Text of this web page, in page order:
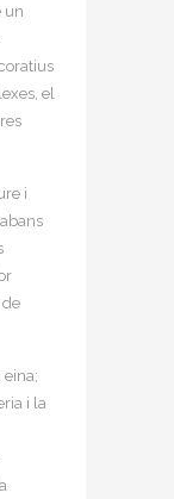
un
el
i
eina;
i la